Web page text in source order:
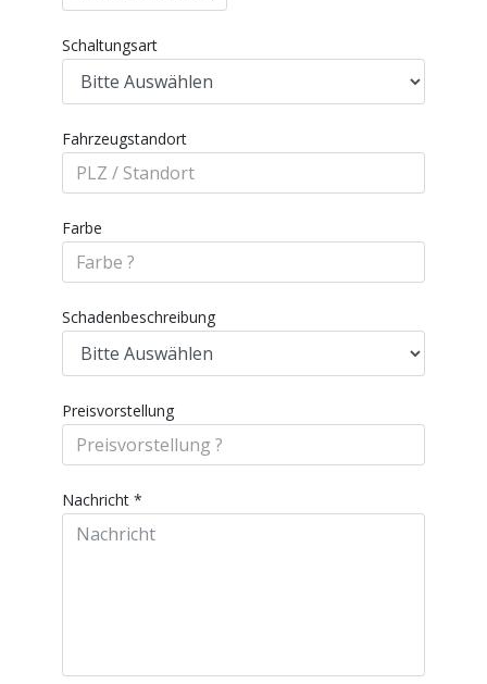
Schaltungsart
Fahrzeugstandort
Farbe
Schadenbeschreibung
Preisvorstellung
Nachricht *